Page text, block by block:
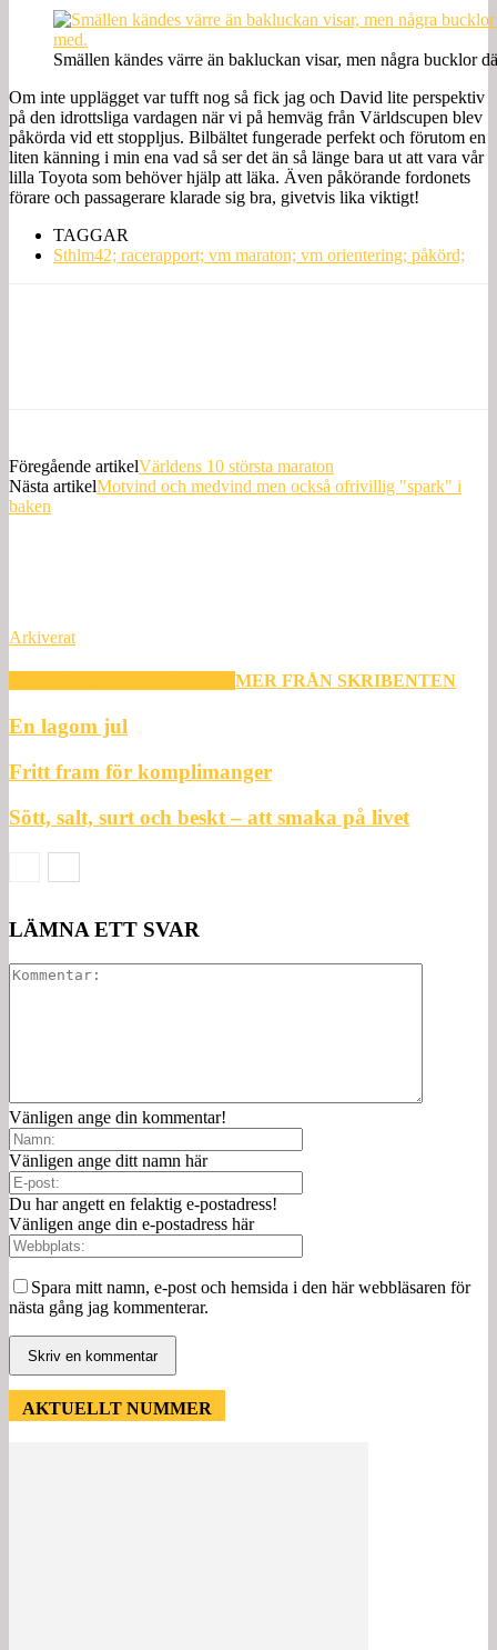
Smällen kändes värre än bakluckan visar, men några bucklor
Om inte upplägget var tufft nog så fick jag och David lite perspektiv
på den idrottsliga vardagen när vi på hemväg från Världscupen blev
påkörda vid ett stoppljus. Bilbältet fungerade perfekt och förutom en
liten känning i min ena vad så ser det än så länge bara ut att vara vår
lilla Toyota som behöver hjälp att läka. Även påkörande fordonets
förare och passagerare klarade sig bra, givetvis lika viktigt!
TAGGAR
Sthlm42; racerapport; vm maraton; vm orientering; påkörd;
Föregående artikelVärldens 10 största maraton
Nästa artikelMotvind och medvind men också ofrivillig "spark" i
baken
Arkiverat
MER FRÅN SKRIBENTEN
En lagom jul
Fritt fram för komplimanger
Sött, salt, surt och beskt – att smaka på livet
LÄMNA ETT SVAR
Vänligen ange din kommentar!
Vänligen ange ditt namn här
Du har angett en felaktig e-postadress!
Vänligen ange din e-postadress här
Spara mitt namn, e-post och hemsida i den här webbläsaren för
nästa gång jag kommenterar.
AKTUELLT NUMMER